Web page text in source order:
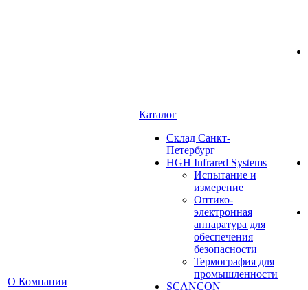
О Компании
Каталог
Cклад Санкт-
Петербург
HGH Infrared Systems
Испытание и
измерение
Оптико-
электронная
аппаратура для
обеспечения
безопасности
Термография для
промышленности
SCANCON